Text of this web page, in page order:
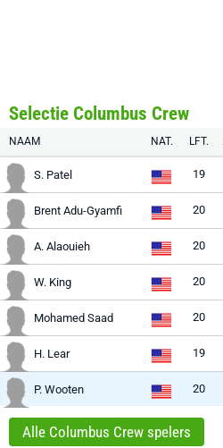
Selectie Columbus Crew
NAAM NAT. LFT.
S. Patel 19
Brent Adu-Gyamfi 20
A. Alaouieh 20
W. King 20
Mohamed Saad 20
H. Lear 19
P. Wooten 20
Alle Columbus Crew spelers